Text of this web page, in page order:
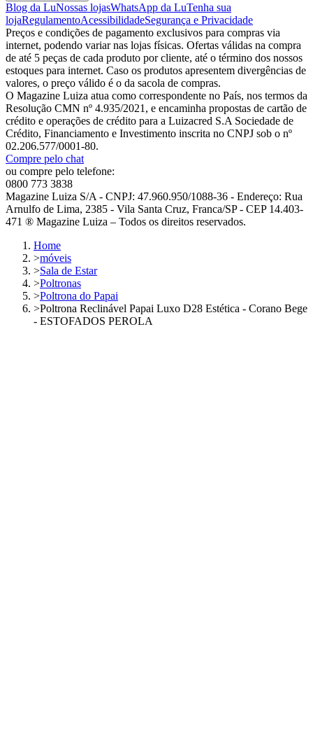
Blog da LuNossas lojasWhatsApp da LuTenha sua
lojaRegulamentoAcessibilidadeSegurança e Privacidade
Preços e condições de pagamento exclusivos para compras via
internet, podendo variar nas lojas físicas. Ofertas válidas na compra
de até 5 peças de cada produto por cliente, até o término dos nossos
estoques para internet. Caso os produtos apresentem divergências de
valores, o preço válido é o da sacola de compras.
O Magazine Luiza atua como correspondente no País, nos termos da
Resolução CMN nº 4.935/2021, e encaminha propostas de cartão de
crédito e operações de crédito para a Luizacred S.A Sociedade de
Crédito, Financiamento e Investimento inscrita no CNPJ sob o nº
02.206.577/0001-80.
Compre pelo chat
ou compre pelo telefone:
0800 773 3838
Magazine Luiza S/A - CNPJ: 47.960.950/1088-36 - Endereço: Rua
Arnulfo de Lima, 2385 - Vila Santa Cruz, Franca/SP - CEP 14.403-
471 ® Magazine Luiza – Todos os direitos reservados.
Home
>móveis
>Sala de Estar
>Poltronas
>Poltrona do Papai
>Poltrona Reclinável Papai Luxo D28 Estética - Corano Bege
- ESTOFADOS PEROLA